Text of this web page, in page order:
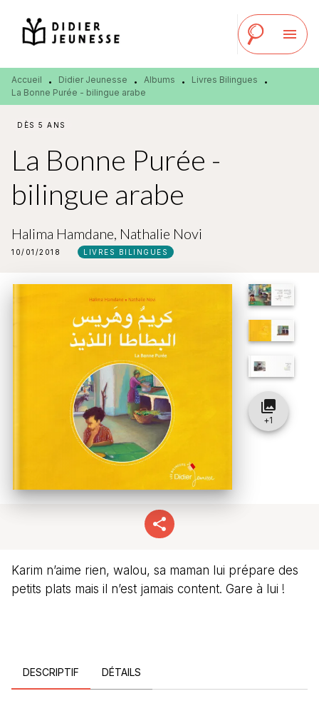
MENU RECHERCHE
PIED DE PAGE
menu
Accueil • Didier Jeunesse • Albums • Livres Bilingues
•
La Bonne Purée - bilingue arabe
DÈS 5 ANS
La Bonne Purée -
bilingue arabe
Halima Hamdane Nathalie Novi
10/01/2018 LIVRES BILINGUES
Karim n’aime rien, walou, sa maman lui prépare des
petits plats mais il n’est jamais content. Gare à lui !
collections
+1
DESCRIPTIF DÉTAILS